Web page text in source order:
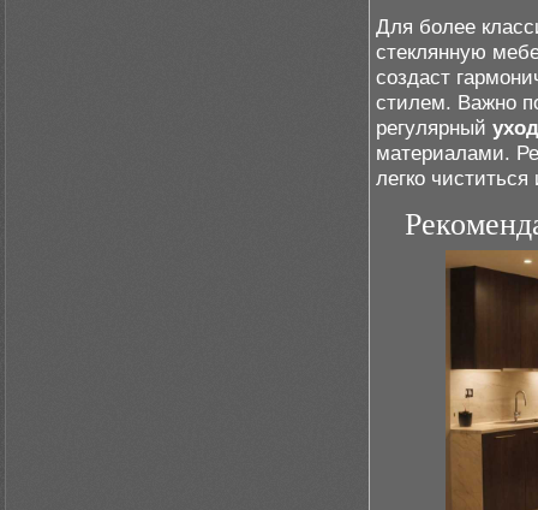
Для более
стеклянную
создаст
стилем. Важно
регулярный уход
материалами.
легко